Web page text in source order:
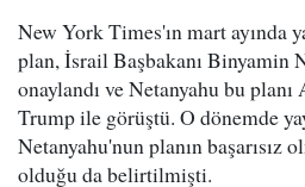
New York Times'ın mart ayında
plan, İsrail Başbakanı Binyamin
onaylandı ve Netanyahu bu
Trump ile görüştü. O dönemde
Netanyahu'nun planın başarısız
olduğu da belirtilmişti.